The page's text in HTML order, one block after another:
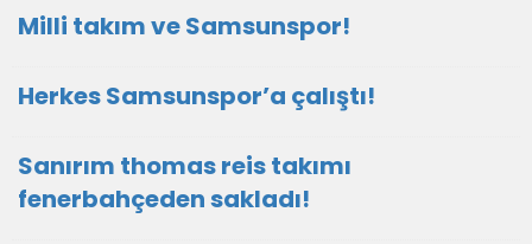
Milli takım ve Samsunspor!
Herkes Samsunspor’a çalıştı!
Sanırım thomas reis takımı
fenerbahçeden sakladı!